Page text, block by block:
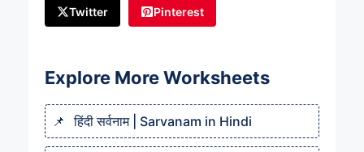
Twitter Pinterest
Explore More Worksheets
हिंदी सर्वनाम | Sarvanam in Hindi